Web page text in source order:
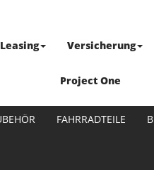
Versicherung
Project One
FAHRRADTEILE